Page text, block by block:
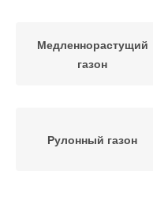
Медленнорастущий
газон
Рулонный газон